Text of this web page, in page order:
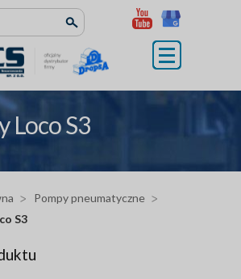
Loco S3
Pompy pneumatyczne
S3